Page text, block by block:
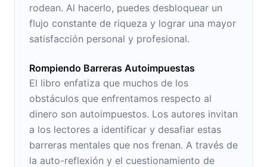
rodean. Al hacerlo, puedes desbloquear un
flujo constante de riqueza y lograr una mayor
satisfacción personal y profesional.
Rompiendo Barreras Autoimpuestas
El libro enfatiza que muchos de los
obstáculos que enfrentamos respecto al
dinero son autoimpuestos. Los autores invitan
a los lectores a identificar y desafiar estas
barreras mentales que nos frenan. A través de
la auto-reflexión y el cuestionamiento de